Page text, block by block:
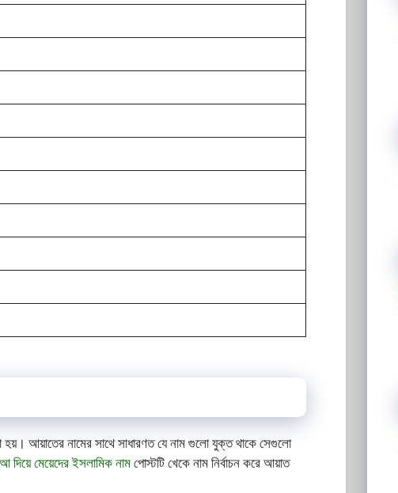
হয়। আয়াতের নামের সাথে সাধারণত যে নাম গুলো যুক্ত থাকে সেগুলো
আ দিয়ে মেয়েদের ইসলামিক নামপোস্টটি খেকে নাম নির্বাচন করে আয়াত